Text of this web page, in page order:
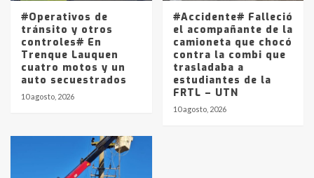
#Operativos de
tránsito y otros
controles# En
Trenque Lauquen
cuatro motos y un
auto secuestrados
10 agosto, 2026
#Accidente# Falleció
el acompañante de la
camioneta que chocó
contra la combi que
trasladaba a
estudiantes de la
FRTL – UTN
10 agosto, 2026